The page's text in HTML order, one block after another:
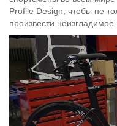
Profile Design, чтобы не
произвести неизгладимое